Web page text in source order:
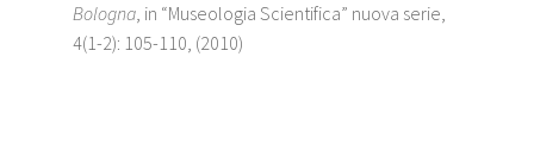
Bologna, in “Museologia Scientifica” nuova serie,
4(1-2): 105-110, (2010)